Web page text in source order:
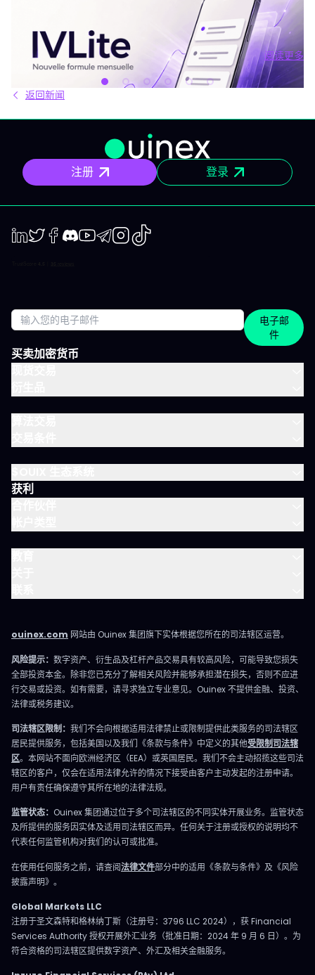
IVLite：IVT精华通知，每月仅29欧元 清晰的计划、市场简报和回
顾，直接送达您的手机与电脑，仅此而已。 问题不在于信息匮乏，
而是过剩。每天都有数十种分析、相互矛盾的观点和信号交织在市
场中。结果就是：你推迟，把事情留到“以后”，最后只能被动应对市
场，而不是主动掌控。 IVLite正是基于这个现象而诞生的。每月
29€，只为你提供一件事：IVT的核心内容通知。 IVLite究竟是什
么？ IVLite即IVT通知的访问权，仅此而已。 具体来说，你会在手机
和电脑上收到IVT教练们制作的清晰计划、短期及中期简报和市场回
信息流，无需额外的动态，不会有无关填充内容。 专为积极投资、
但有正职工作、有生活，无法整天盯着屏幕的人设计。 你将获得哪
些内容？ 精确的市场信息 清晰的情景与关键位，一目了然。你会明
确聚焦要点，不会分心。 明确的计划 预设了操作框架：关注区域、
预期情景与失效点。你不是临场才应付市场，而是有备而来。 短中
期简报 市场波动时，我们抓住波动性；趋势确定时，我们有系统地
流与真实投资者行为。不是猜测，也不是市井杂音。 IVLite的一天
举个例子，一天的节奏大致如下： 07:45 晨间简报 开盘前设定今日
基调。 09:12 今日计划，CAC 40 明确关注点、操作情景、失效
点。 14:30 中期简报，黄金 趋势形成时，科学跟随。 22:05 市场回
医疗 加密货币：BTC、ETH、SOL和山寨币 大宗商品：黄金、原
油、白银 ETF：SPY、QQQ、MSCI World 免费、IVLite、VIP：如
何定位？ IVLite特意定位于免费账户与VIP之间。如果你想获取实用
内容但不需要全方位陪伴，这是最佳选择。 你会获得 免费 IVLite
VIP 晨间简报
阅读更多
阅读
返回新闻
注册 登录
买卖加密货币
获利
Telegram
Instagram
电子邮
件
ouinex.com 网站由 Ouinex 集团旗下实体根据您所在的司法辖区运营。
风险提示： 数字资产、衍生品及杠杆产品交易具有较高风险，可能导致您损失
全部投资本金。除非您已充分了解相关风险并能够承担潜在损失，否则不应进
行交易或投资。如有需要，请寻求独立专业意见。Ouinex 不提供金融、投资、
法律或税务建议。
司法辖区限制： 我们不会向根据适用法律禁止或限制提供此类服务的司法辖区
居民提供服务，包括美国以及我们《条款与条件》中定义的其他受限制司法辖
区。本网站不面向欧洲经济区（EEA）或英国居民。我们不会主动招揽这些司法
辖区的客户，仅会在适用法律允许的情况下接受由客户主动发起的注册申请。
用户有责任确保遵守其所在地的法律法规。
监管状态： Ouinex 集团通过位于多个司法辖区的不同实体开展业务。监管状态
及所提供的服务因实体及适用司法辖区而异。任何关于注册或授权的说明均不
代表任何监管机构对我们的认可或批准。
在使用任何服务之前，请查阅法律文件部分中的适用《条款与条件》及《风险
披露声明》。
Global Markets LLC
注册于圣文森特和格林纳丁斯（注册号：3796 LLC 2024），获 Financial
Services Authority 授权开展外汇业务（批准日期：2024 年 9 月 6 日）。为
符合资格的司法辖区提供数字资产、外汇及相关金融服务。